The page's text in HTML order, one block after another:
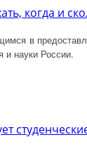
когда и
в
и науки России.